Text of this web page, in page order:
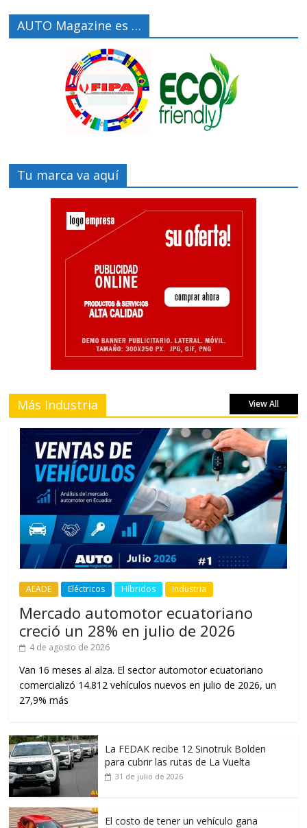
AUTO Magazine es …
Tu marca va aquí
Más Industria View All
AEADE Eléctricos Híbridos Industria
Mercado automotor ecuatoriano
creció un 28% en julio de 2026
4 de agosto de 2026
Van 16 meses al alza. El sector automotor ecuatoriano
comercializó 14.812 vehículos nuevos en julio de 2026, un
27,9% más
La FEDAK recibe 12 Sinotruk Bolden
para cubrir las rutas de La Vuelta
31 de julio de 2026
El costo de tener un vehículo gana